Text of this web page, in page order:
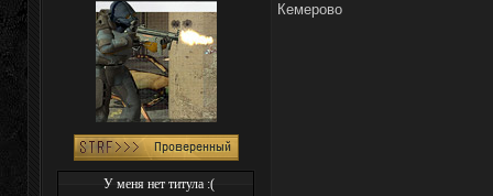
У меня нет титула :(
Кемерово